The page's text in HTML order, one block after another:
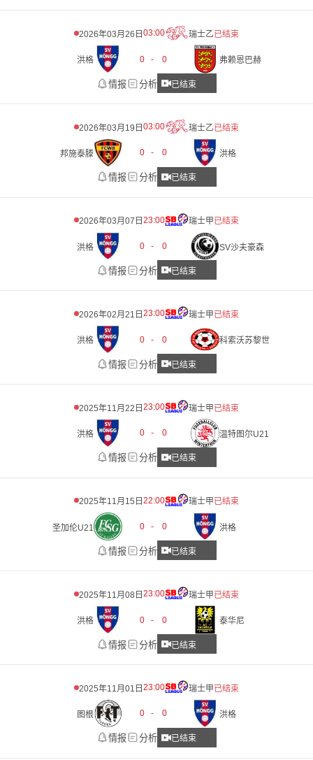
2026年03月26日 03:00 瑞士乙已结束
洪格 0 - 0 弗赖恩巴赫
情报 分析 已结束
2026年03月19日 03:00 瑞士乙已结束
邦施泰滕 0 - 0 洪格
情报 分析 已结束
2026年03月07日 23:00 瑞士甲已结束
洪格 0 - 0 SV沙夫豪森
情报 分析 已结束
2026年02月21日 23:00 瑞士甲已结束
洪格 0 - 0 科索沃苏黎世
情报 分析 已结束
2025年11月22日 23:00 瑞士甲已结束
洪格 0 - 0 温特图尔U21
情报 分析 已结束
2025年11月15日 22:00 瑞士甲已结束
圣加伦U21 0 - 0 洪格
情报 分析 已结束
2025年11月08日 23:00 瑞士甲已结束
洪格 0 - 0 泰华尼
情报 分析 已结束
2025年11月01日 23:00 瑞士甲已结束
图根 0 - 0 洪格
情报 分析 已结束